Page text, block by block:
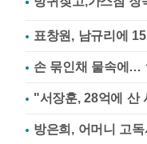
표창원, 남규리에
손 묶인채 물속에…
"서장훈, 28억에 산
방은희, 어머니 고